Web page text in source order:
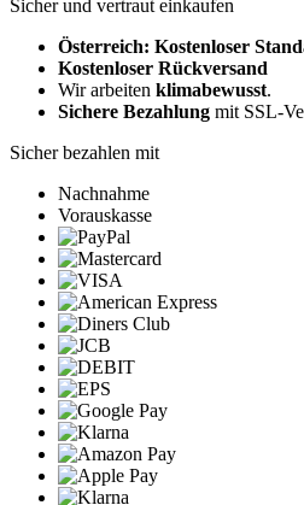
Sicher und vertraut einkaufen
Österreich: Kostenloser
Kostenloser Rückversand
Wir arbeiten klimabewusst.
Sichere Bezahlung mit SSL-
Sicher bezahlen mit
Nachnahme
Vorauskasse